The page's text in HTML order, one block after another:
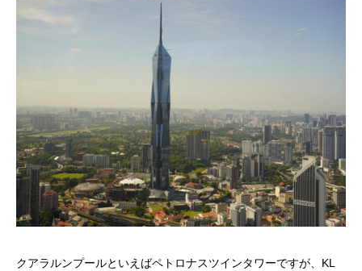
クアラルンプールといえばペトロナスツインタワーですが、KL